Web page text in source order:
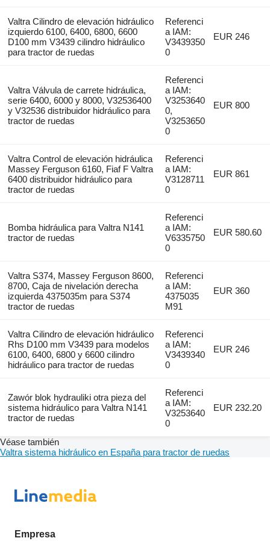
Valtra Cilindro de elevación hidráulico
izquierdo 6100, 6400, 6800, 6600
D100 mm V3439 cilindro hidráulico
para tractor de ruedas
Referenci
a IAM:
V3439350
0
EUR 246
Valtra Válvula de carrete hidráulica,
serie 6400, 6000 y 8000, V32536400
y V32536 distribuidor hidráulico para
tractor de ruedas
Referenci
a IAM:
V3253640
0,
V3253650
0
EUR 800
Valtra Control de elevación hidráulica
Massey Ferguson 6160, Fiaf F Valtra
6400 distribuidor hidráulico para
tractor de ruedas
Referenci
a IAM:
V3128711
0
EUR 861
Bomba hidráulica para Valtra N141
tractor de ruedas
Referenci
a IAM:
V6335750
0
EUR 580.60
Valtra S374, Massey Ferguson 8600,
8700, Caja de nivelación derecha
izquierda 4375035m para S374
tractor de ruedas
Referenci
a IAM:
4375035
M91
EUR 360
Valtra Cilindro de elevación hidráulico
Rhs D100 mm V3439 para modelos
6100, 6400, 6800 y 6600 cilindro
hidráulico para tractor de ruedas
Referenci
a IAM:
V3439340
0
EUR 246
Zawór blok hydrauliki otra pieza del
sistema hidráulico para Valtra N141
tractor de ruedas
Referenci
a IAM:
V3253640
0
EUR 232.20
Véase también
Valtra sistema hidráulico en España para tractor de ruedas
Empresa